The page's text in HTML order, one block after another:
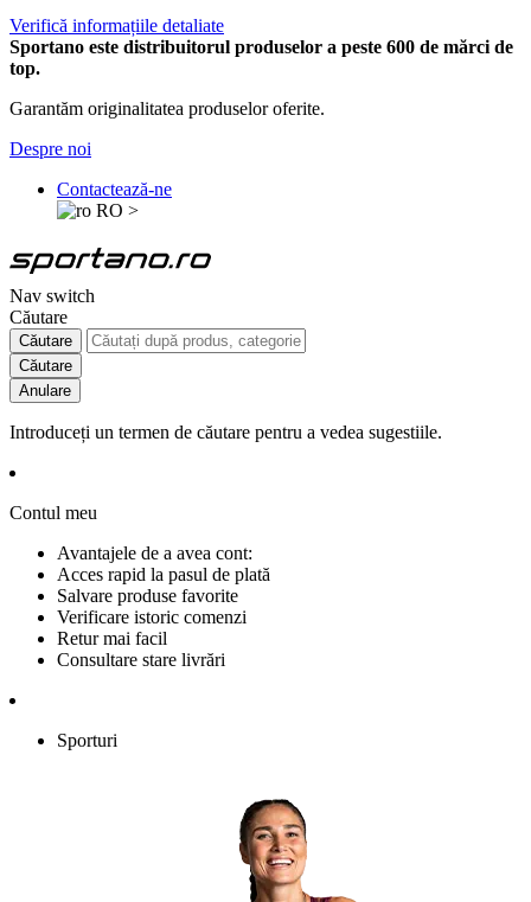
Verifică informațiile detaliate
Sportano este distribuitorul produselor a peste 600 de mărci de
top.
Garantăm originalitatea produselor oferite.
Despre noi
Contactează-ne
RO >
Nav switch
Căutare
Căutare
Căutare
Anulare
Introduceți un termen de căutare pentru a vedea sugestiile.
Contul meu
Avantajele de a avea cont:
Acces rapid la pasul de plată
Salvare produse favorite
Verificare istoric comenzi
Retur mai facil
Consultare stare livrări
Sporturi